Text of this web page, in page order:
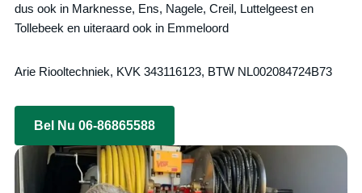
dus ook in Marknesse, Ens, Nagele, Creil, Luttelgeest en
Tollebeek en uiteraard ook in Emmeloord
Arie Riooltechniek, KVK 343116123, BTW NL002084724B73
Bel Nu 06-86865588